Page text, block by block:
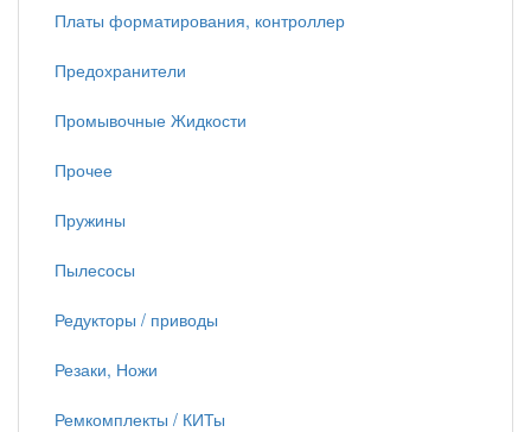
Платы форматирования, контроллер
Предохранители
Промывочные Жидкости
Прочее
Пружины
Пылесосы
Редукторы / приводы
Резаки, Ножи
Ремкомплекты / КИТы